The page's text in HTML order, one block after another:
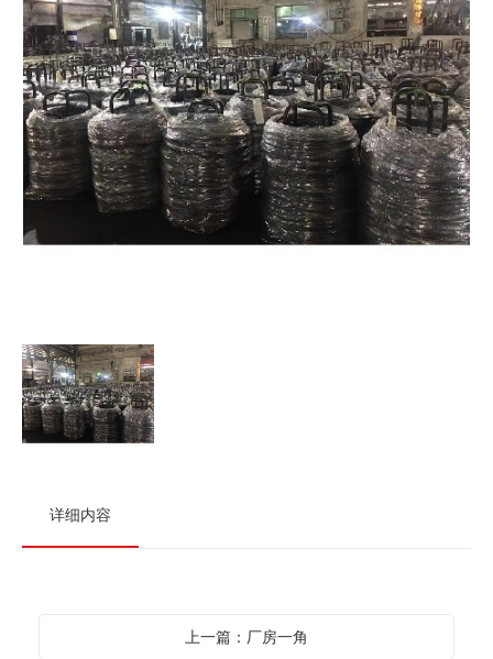
详细内容
上一篇：厂房一角